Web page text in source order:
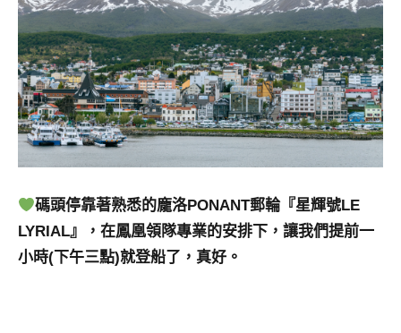
碼頭停靠著熟悉的龐洛PONANT郵輪『星輝號LE
LYRIAL』，在鳳凰領隊專業的安排下，讓我們提前一
小時(下午三點)就登船了，真好。